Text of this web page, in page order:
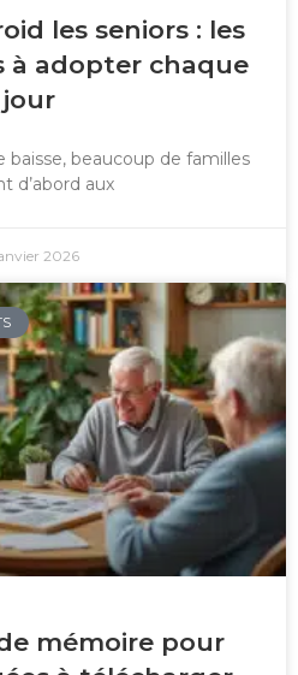
les seniors : les
à adopter chaque
jour
beaucoup de familles
d’abord aux
2026
mémoire pour